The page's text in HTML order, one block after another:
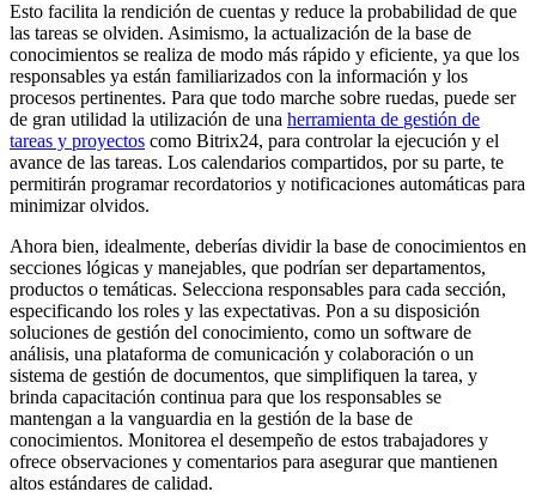
Esto facilita la rendición de cuentas y reduce la probabilidad de que
las tareas se olviden. Asimismo, la actualización de la base de
conocimientos se realiza de modo más rápido y eficiente, ya que los
responsables ya están familiarizados con la información y los
procesos pertinentes. Para que todo marche sobre ruedas, puede ser
de gran utilidad la utilización de una herramienta de gestión de
tareas y proyectos como Bitrix24, para controlar la ejecución y el
avance de las tareas. Los calendarios compartidos, por su parte, te
permitirán programar recordatorios y notificaciones automáticas para
minimizar olvidos.
Ahora bien, idealmente, deberías dividir la base de conocimientos en
secciones lógicas y manejables, que podrían ser departamentos,
productos o temáticas. Selecciona responsables para cada sección,
especificando los roles y las expectativas. Pon a su disposición
soluciones de gestión del conocimiento, como un software de
análisis, una plataforma de comunicación y colaboración o un
sistema de gestión de documentos, que simplifiquen la tarea, y
brinda capacitación continua para que los responsables se
mantengan a la vanguardia en la gestión de la base de
conocimientos. Monitorea el desempeño de estos trabajadores y
ofrece observaciones y comentarios para asegurar que mantienen
altos estándares de calidad.